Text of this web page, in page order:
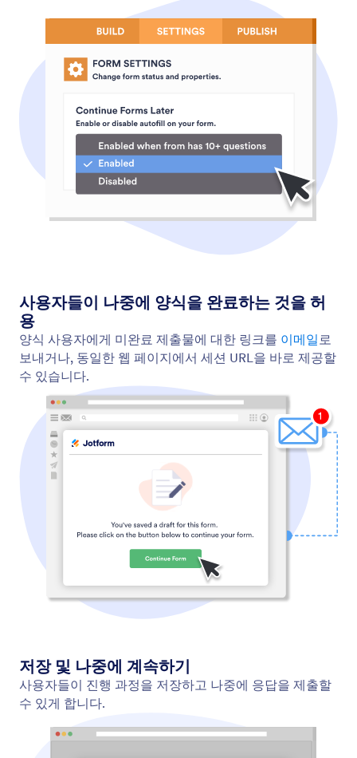
무료 모바일 앱인 Jform 모바일 양식으로 오프라인에
서도 데이터를 수집하세요! 오프라인에서 수집한 응답
정에 자동으로 동기화됩니다.
조건부 논리
조건부 논리를 활용해 스마트 양식을 더욱 똑똑하게
만들어 보세요. 사용자의 응답에 따라 특정 필드를 표
시하거나 숨기고, 특정 사용자에게 이메일을 전송하거
나, 서로 다른 감사 메시지를 표시하는 등 다양한 자동
화 설정이 가능합니다.
사용자가 양식 내에서 이미지 업로드, 촬영 및 미리 보
기를 할 수 있도록 하세요. 코딩 없이 파일 업로드 양
식을 만들어 모든 장치에서 사용자로부터 이미지를 수
집하세요.